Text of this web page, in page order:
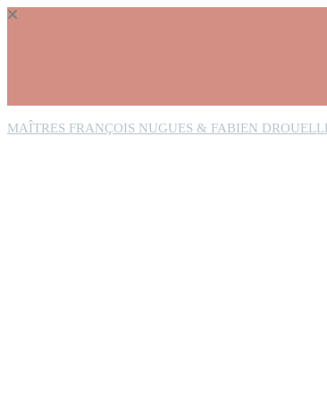
MAÎTRES FRANÇOIS NUGUES & FABIEN
Panneau de gestion des cookies